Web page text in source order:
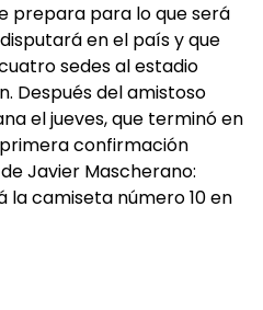
prepara para lo que será
en el país y que
sedes al estadio
Después del amistoso
el jueves, que terminó en
confirmación
Javier Mascherano:
camiseta número 10 en